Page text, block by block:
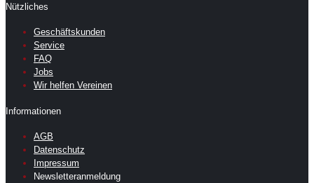
Nützliches
Geschäftskunden
Service
FAQ
Jobs
Wir helfen Vereinen
Informationen
AGB
Datenschutz
Impressum
Newsletteranmeldung